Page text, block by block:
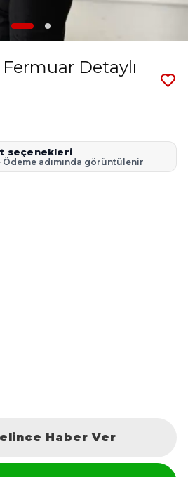
Detaylı
seçenekleri
Ödeme adımında görüntülenir
Haber Ver